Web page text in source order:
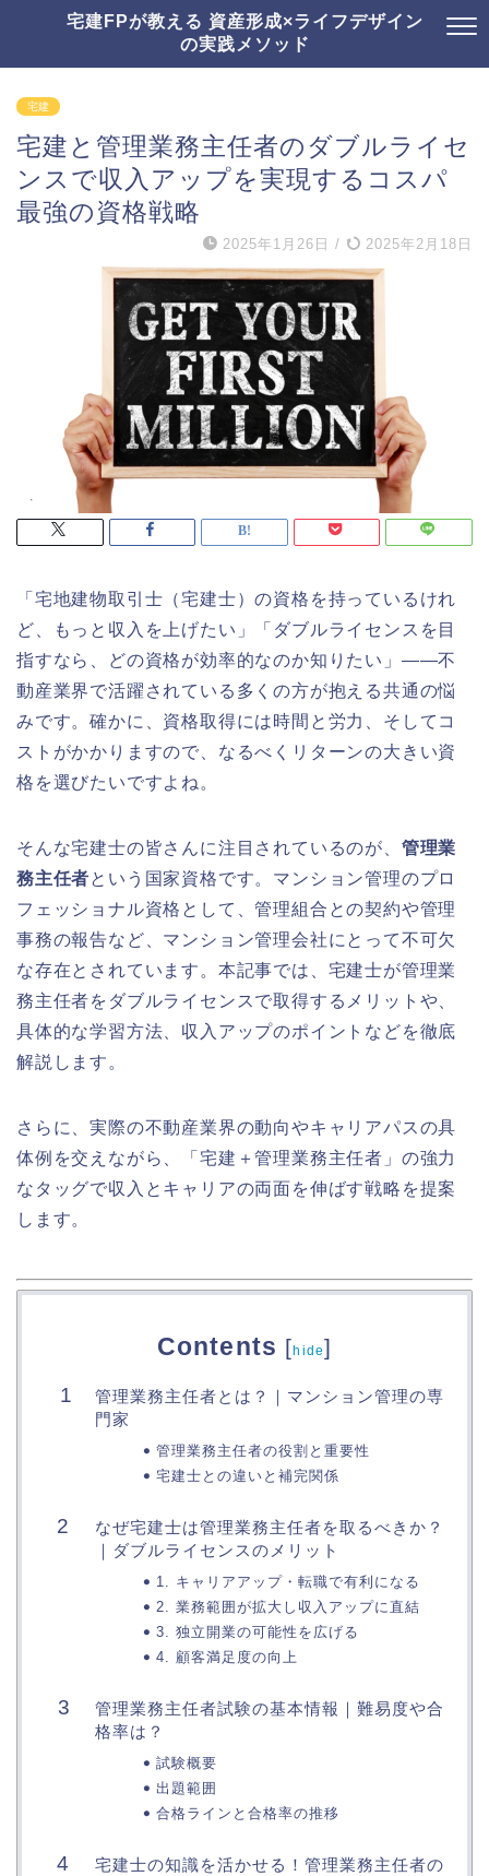
宅建FPが教える 資産形成×ライフデザイン
の実践メソッド
宅建
宅建と管理業務主任者のダブルライセ
ンスで収入アップを実現するコスパ
最強の資格戦略
2025年1月26日 / 2025年2月18日
「宅地建物取引士（宅建士）の資格を持っているけれ
ど、もっと収入を上げたい」「ダブルライセンスを目
指すなら、どの資格が効率的なのか知りたい」――不
動産業界で活躍されている多くの方が抱える共通の悩
みです。確かに、資格取得には時間と労力、そしてコ
ストがかかりますので、なるべくリターンの大きい資
格を選びたいですよね。
そんな宅建士の皆さんに注目されているのが、 管理業
務主任者という国家資格です。マンション管理のプロ
フェッショナル資格として、管理組合との契約や管理
事務の報告など、マンション管理会社にとって不可欠
な存在とされています。本記事では、宅建士が管理業
務主任者をダブルライセンスで取得するメリットや、
具体的な学習方法、収入アップのポイントなどを徹底
解説します。
さらに、実際の不動産業界の動向やキャリアパスの具
体例を交えながら、「宅建＋管理業務主任者」の強力
なタッグで収入とキャリアの両面を伸ばす戦略を提案
します。
Contents [hide]
管理業務主任者とは？｜マンション管理の専
門家
管理業務主任者の役割と重要性
宅建士との違いと補完関係
なぜ宅建士は管理業務主任者を取るべきか？
｜ダブルライセンスのメリット
1. キャリアアップ・転職で有利になる
2. 業務範囲が拡大し収入アップに直結
3. 独立開業の可能性を広げる
4. 顧客満足度の向上
管理業務主任者試験の基本情報｜難易度や合
格率は？
試験概要
出題範囲
合格ラインと合格率の推移
宅建士の知識を活かせる！管理業務主任者の